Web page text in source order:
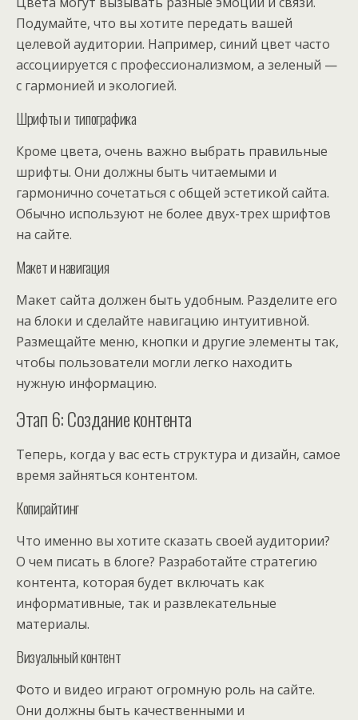
Подумайте, что вы хотите передать вашей
целевой аудитории. Например, синий цвет часто
ассоциируется с профессионализмом, а зеленый —
с гармонией и экологией.
Шрифты и типографика
Кроме цвета, очень важно выбрать правильные
шрифты. Они должны быть читаемыми и
гармонично сочетаться с общей эстетикой сайта.
Обычно используют не более двух-трех шрифтов
на сайте.
Макет и навигация
Макет сайта должен быть удобным. Разделите его
на блоки и сделайте навигацию интуитивной.
Размещайте меню, кнопки и другие элементы так,
чтобы пользователи могли легко находить
нужную информацию.
Этап 6: Создание контента
Теперь, когда у вас есть структура и дизайн, самое
время зайняться контентом.
Копирайтинг
Что именно вы хотите сказать своей аудитории?
О чем писать в блоге? Разработайте стратегию
контента, которая будет включать как
информативные, так и развлекательные
материалы.
Визуальный контент
Фото и видео играют огромную роль на сайте.
Они должны быть качественными и